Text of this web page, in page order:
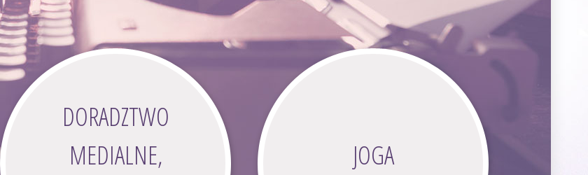
DORADZTWO
MEDIALNE,
JOGA